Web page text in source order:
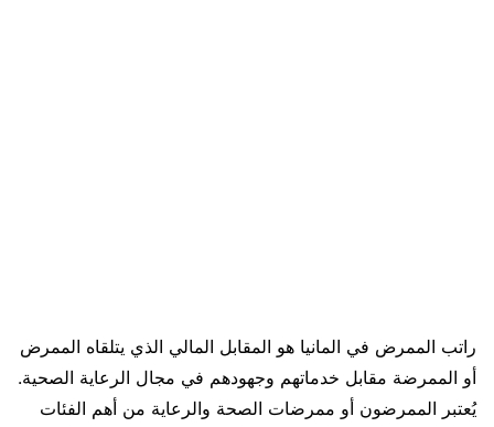
راتب الممرض في المانيا هو المقابل المالي الذي يتلقاه الممرض
أو الممرضة مقابل خدماتهم وجهودهم في مجال الرعاية الصحية.
يُعتبر الممرضون أو ممرضات الصحة والرعاية من أهم الفئات